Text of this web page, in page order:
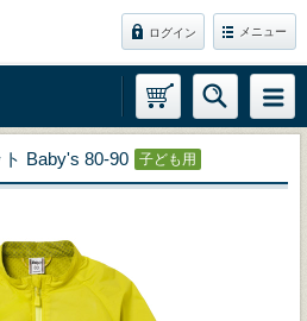
ログイン メニュー
Baby's 80-90 子ども用